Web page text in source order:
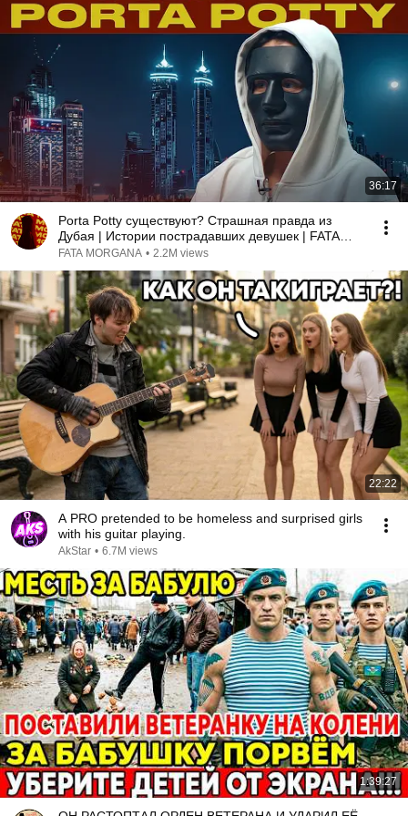
36:17
Porta Potty существуют? Страшная правда из
Дубая | Истории пострадавших девушек | FATA
MORGANA
FATA MORGANA • 2.2M views
22:22
A PRO pretended to be homeless and surprised girls
with his guitar playing.
AkStar • 6.7M views
1:39:27